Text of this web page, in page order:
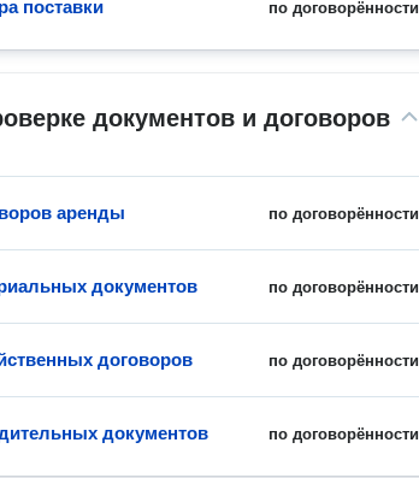
по договорённости
поставки
документов и договоров
по договорённости
аренды
по договорённости
документов
по договорённости
договоров
по договорённости
документов